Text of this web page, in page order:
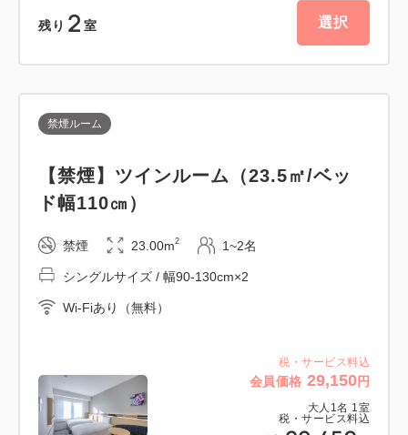
場合： 100円
・15，000円（サービス料込 / 税別）以上の場合：
※2027年4月1日（木）以降の宿泊分より、宿泊税の
1人1泊 13,000円以上 宿泊金額の3％
2027年3月31日以前に成立したご予約であっても、
残り 2 室 選択
税・サービス料込
会員価格 29,150円
大人 1 名 1 室
税・サービス料込
禁煙ルーム
【禁煙】ツインルーム（23.5㎡/ベッ
ド幅110㎝）
禁煙 23.00m2 1~2名
シングルサイズ / 幅90-130cm×2
Wi-Fiあり（無料）